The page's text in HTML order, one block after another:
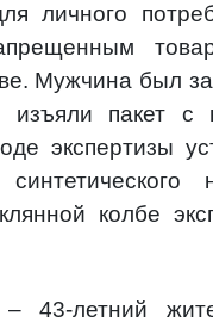
личного
Мужчина был
пакет с
экспертизы
колбе
43-летний